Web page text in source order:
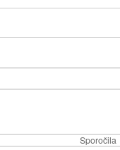
Sporočila